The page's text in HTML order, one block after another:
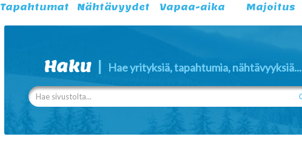
Tapahtumat Nähtävyydet Vapaa-aika Majoitus
Haku | Hae yrityksiä, tapahtumia, nähtävyyksiä...